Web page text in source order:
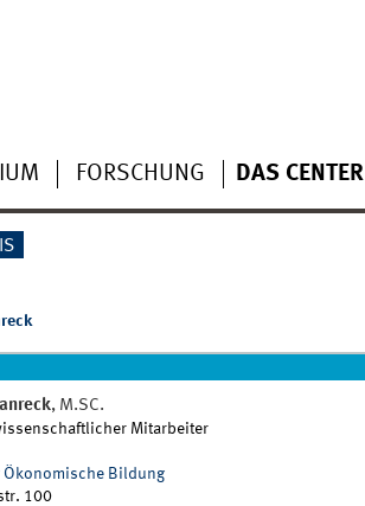
FORSCHUNG DAS CENTER
, M.SC.
Mitarbeiter
Ökonomische Bildung
100